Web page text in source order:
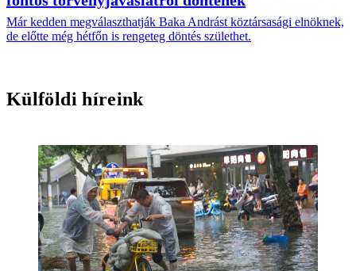
Már kedden megválaszthatják Baka Andrást köztársasági elnöknek,
de előtte még hétfőn is rengeteg döntés születhet.
Külföldi híreink